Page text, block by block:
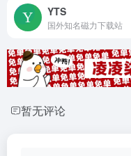
YTS
国外知名磁力下载站
暂无评论